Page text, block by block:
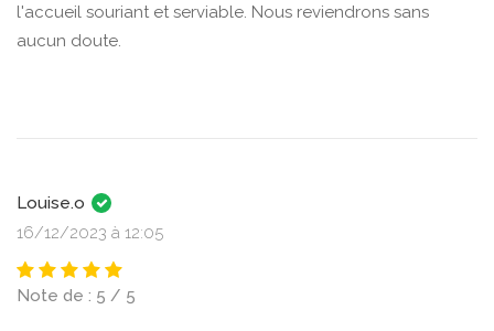
l'accueil souriant et serviable. Nous reviendrons sans
aucun doute.
Louise.o
16/12/2023 à 12:05
Note de : 5 / 5